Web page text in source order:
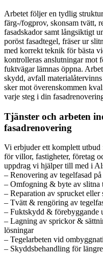
Arbetet följer en tydlig
färg-/fogprov, skonsam tvätt,
fasadskador samt långsiktigt
poröst fasadtegel, fräser ur
med korrekt teknik för bästa
kontrolleras anslutningar mot
fuktvägar lämnas öppna.
skydd, avfall
sker mot överenskommen
varje steg i din
Tjänster och arbeten
fasadrenovering
Vi erbjuder ett komplett utbud
för villor, fastigheter, företag
uppdrag vi hjälper till med i
– Renovering av tegelfasad
– Omfogning & byte av slitna
– Reparation av sprucket
– Tvätt & rengöring av
– Fuktskydd & förebyggande
– Lagning av sprickor &
lösningar
– Tegelarbeten vid
– Skyddsbehandling för